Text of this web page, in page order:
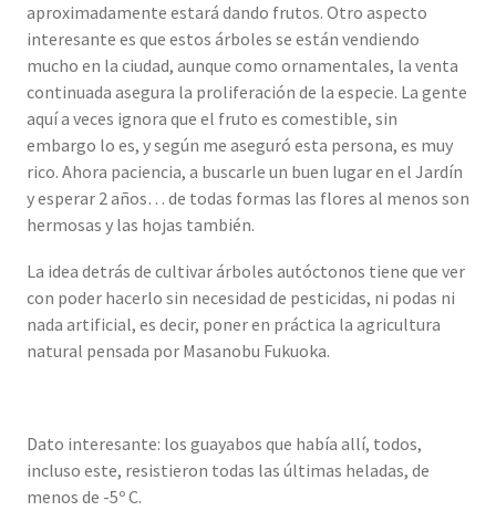
aproximadamente estará dando frutos. Otro aspecto
interesante es que estos árboles se están vendiendo
mucho en la ciudad, aunque como ornamentales, la venta
continuada asegura la proliferación de la especie. La gente
aquí a veces ignora que el fruto es comestible, sin
embargo lo es, y según me aseguró esta persona, es muy
rico. Ahora paciencia, a buscarle un buen lugar en el Jardín
y esperar 2 años… de todas formas las flores al menos son
hermosas y las hojas también.
La idea detrás de cultivar árboles autóctonos tiene que ver
con poder hacerlo sin necesidad de pesticidas, ni podas ni
nada artificial, es decir, poner en práctica la agricultura
natural pensada por Masanobu Fukuoka.
Dato interesante: los guayabos que había allí, todos,
incluso este, resistieron todas las últimas heladas, de
menos de -5º C.